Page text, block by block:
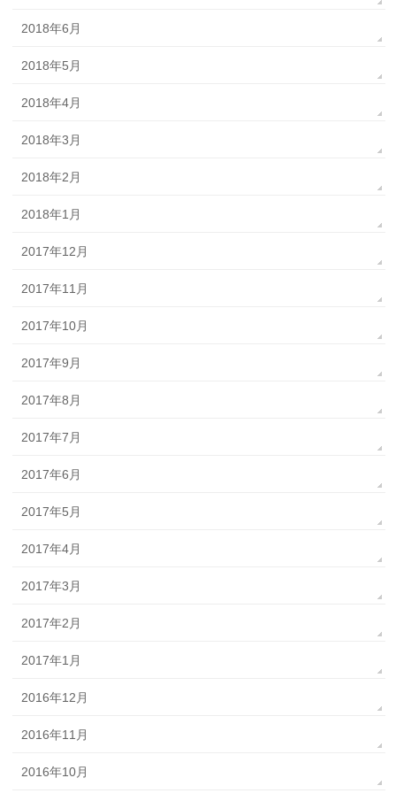
2018年6月
2018年5月
2018年4月
2018年3月
2018年2月
2018年1月
2017年12月
2017年11月
2017年10月
2017年9月
2017年8月
2017年7月
2017年6月
2017年5月
2017年4月
2017年3月
2017年2月
2017年1月
2016年12月
2016年11月
2016年10月